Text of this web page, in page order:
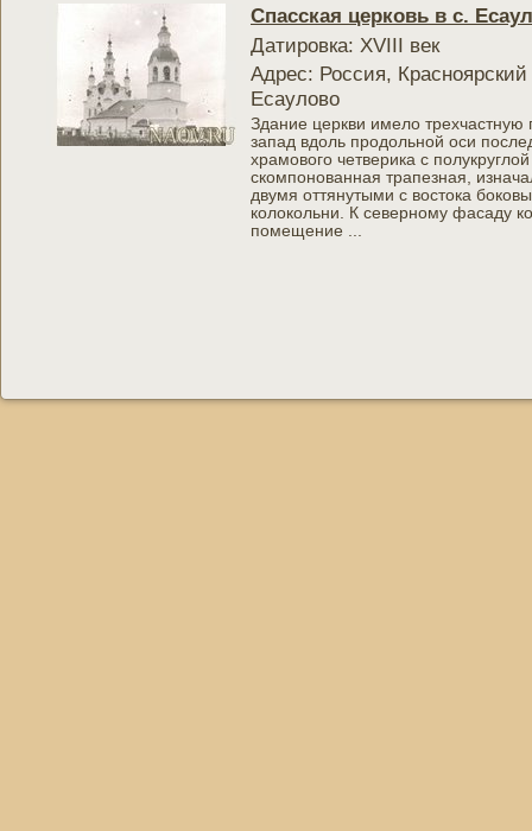
Спасская церковь в с.
Датировка: XVIII век
Адрес: Россия,
Есаулово
Здание церкви имело трехчастную
запад вдоль продольной оси
храмового четверика с
скомпонованная трапезная,
двумя оттянутыми с востока
колокольни. К северному фасаду
помещение ...